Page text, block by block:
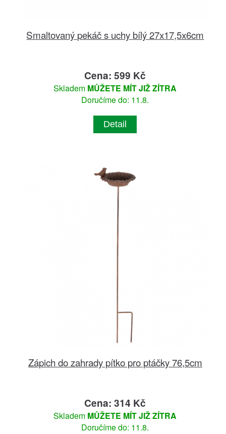
Smaltovaný pekáč s uchy bílý 27x17,5x6cm
Cena: 599 Kč
Skladem MŮŽETE MÍT JIŽ ZÍTRA
Doručíme do: 11.8.
Detail
Zápich do zahrady pítko pro ptáčky 76,5cm
Cena: 314 Kč
Skladem MŮŽETE MÍT JIŽ ZÍTRA
Doručíme do: 11.8.